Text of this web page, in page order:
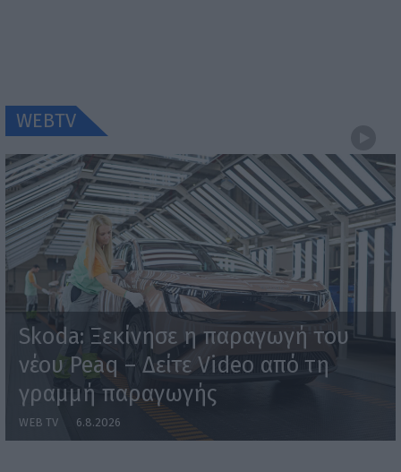
WEBTV
Skoda: Ξεκίνησε η παραγωγή του
νέου Peaq – Δείτε Video από τη
γραμμή παραγωγής
WEB TV 6.8.2026